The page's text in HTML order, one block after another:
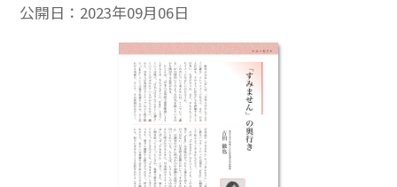
公開日： 2023年09月06日